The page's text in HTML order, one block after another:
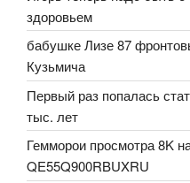
здоровьем
бабушке Лизе 87
Кузьмича
Первый раз попалась
тыс. лет
Гемморои просмотра 8K
QE55Q900RBUXRU